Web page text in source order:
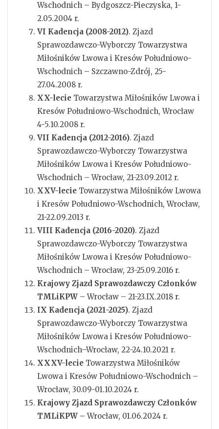
Wschodnich – Bydgoszcz-Pieczyska, 1-
2.05.2004 r.
VI Kadencja (2008-2012). Zjazd
Sprawozdawczo-Wyborczy Towarzystwa
Miłośników Lwowa i Kresów Południowo-
Wschodnich – Szczawno-Zdrój, 25-
27.04.2008 r.
XX-lecie Towarzystwa Miłośników Lwowa i
Kresów Południowo-Wschodnich, Wrocław
4-5.10.2008 r.
VII Kadencja (2012-2016). Zjazd
Sprawozdawczo-Wyborczy Towarzystwa
Miłośników Lwowa i Kresów Południowo-
Wschodnich – Wrocław, 21-23.09.2012 r.
XXV-lecie Towarzystwa Miłośników Lwowa
i Kresów Południowo-Wschodnich, Wrocław,
21-22.09.2013 r.
VIII Kadencja (2016-2020). Zjazd
Sprawozdawczo-Wyborczy Towarzystwa
Miłośników Lwowa i Kresów Południowo-
Wschodnich – Wrocław, 23-25.09.2016 r.
Krajowy Zjazd Sprawozdawczy Członków
TMLiKPW – Wrocław – 21-23.IX.2018 r.
IX Kadencja (2021-2025). Zjazd
Sprawozdawczo-Wyborczy Towarzystwa
Miłośników Lwowa i Kresów Południowo-
Wschodnich–Wrocław, 22-24.10.2021 r.
XXXV-lecie Towarzystwa Miłośników
Lwowa i Kresów Południowo-Wschodnich –
Wrocław, 30.09-01.10.2024 r.
Krajowy Zjazd Sprawozdawczy Członków
TMLiKPW – Wrocław, 01.06.2024 r.